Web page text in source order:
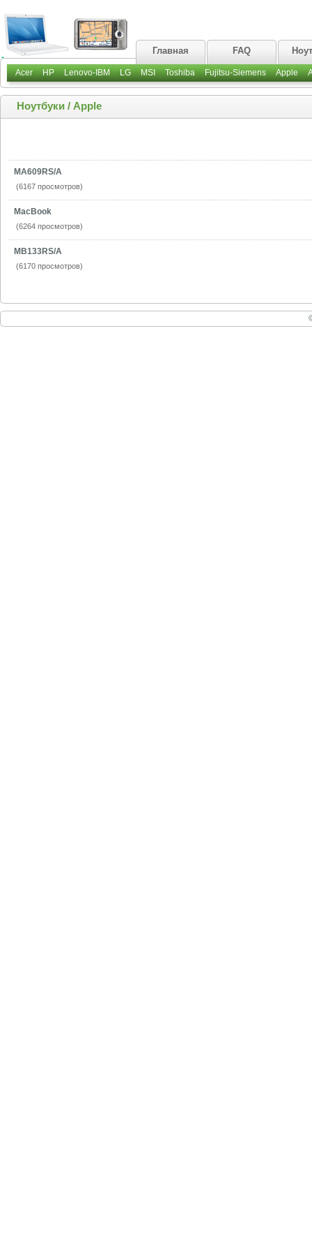
Главная FAQ
Acer HP Lenovo-IBM LG MSI Toshiba Fujitsu-Siemens Apple
Ноутбуки / Apple
MA609RS/A
(6167 просмотров)
MacBook
(6264 просмотров)
MB133RS/A
(6170 просмотров)